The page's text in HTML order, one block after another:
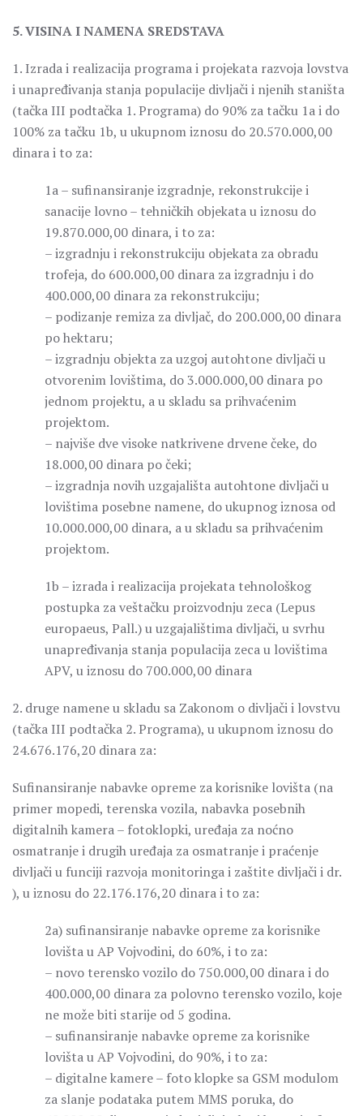
5. VISINA I NAMENA SREDSTAVA
1. Izrada i realizacija programa i projekata razvoja lovstva
i unapređivanja stanja populacije divljači i njenih staništa
(tačka III podtačka 1. Programa) do 90% za tačku 1a i do
100% za tačku 1b, u ukupnom iznosu do 20.570.000,00
dinara i to za:
1a – sufinansiranje izgradnje, rekonstrukcije i
sanacije lovno – tehničkih objekata u iznosu do
19.870.000,00 dinara, i to za:
– izgradnju i rekonstrukciju objekata za obradu
trofeja, do 600.000,00 dinara za izgradnju i do
400.000,00 dinara za rekonstrukciju;
– podizanje remiza za divljač, do 200.000,00 dinara
po hektaru;
– izgradnju objekta za uzgoj autohtone divljači u
otvorenim lovištima, do 3.000.000,00 dinara po
jednom projektu, a u skladu sa prihvaćenim
projektom.
– najviše dve visoke natkrivene drvene čeke, do
18.000,00 dinara po čeki;
– izgradnja novih uzgajališta autohtone divljači u
lovištima posebne namene, do ukupnog iznosa od
10.000.000,00 dinara, a u skladu sa prihvaćenim
projektom.
1b – izrada i realizacija projekata tehnološkog
postupka za veštačku proizvodnju zeca (Lepus
europaeus, Pall.) u uzgajalištima divljači, u svrhu
unapređivanja stanja populacija zeca u lovištima
APV, u iznosu do 700.000,00 dinara
2. druge namene u skladu sa Zakonom o divljači i lovstvu
(tačka III podtačka 2. Programa), u ukupnom iznosu do
24.676.176,20 dinara za:
Sufinansiranje nabavke opreme za korisnike lovišta (na
primer mopedi, terenska vozila, nabavka posebnih
digitalnih kamera – fotoklopki, uređaja za noćno
osmatranje i drugih uređaja za osmatranje i praćenje
divljači u funciji razvoja monitoringa i zaštite divljači i dr.
), u iznosu do 22.176.176,20 dinara i to za:
2a) sufinansiranje nabavke opreme za korisnike
lovišta u AP Vojvodini, do 60%, i to za:
– novo terensko vozilo do 750.000,00 dinara i do
400.000,00 dinara za polovno terensko vozilo, koje
ne može biti starije od 5 godina.
– sufinansiranje nabavke opreme za korisnike
lovišta u AP Vojvodini, do 90%, i to za:
– digitalne kamere – foto klopke sa GSM modulom
za slanje podataka putem MMS poruka, do